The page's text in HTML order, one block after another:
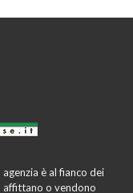
è al fianco dei
affittano o vendono